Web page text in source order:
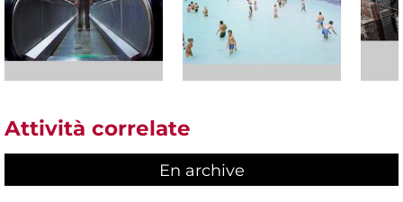
Attività correlate
En archive